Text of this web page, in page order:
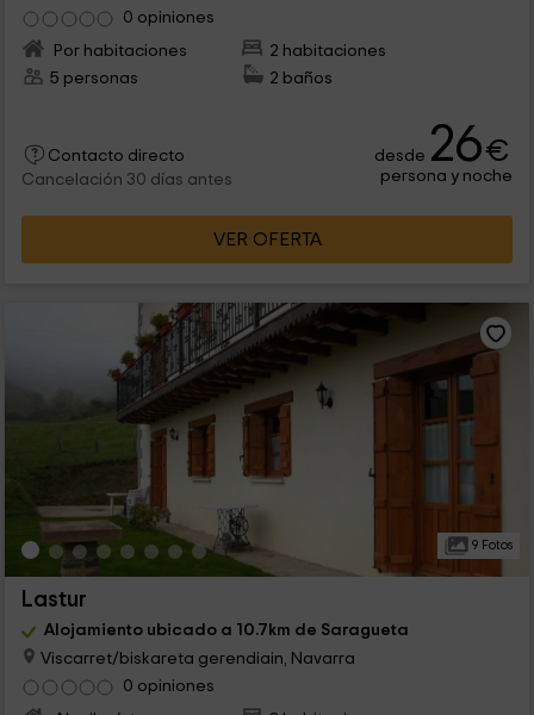
0 opiniones
Por habitaciones
2 habitaciones
5 personas
2 baños
Contacto directo
Cancelación 30 días antes
desde 26€
persona y noche
VER OFERTA
9 Fotos
Lastur
Alojamiento ubicado a 10.7km de Saragueta
Viscarret/biskareta gerendiain, Navarra
0 opiniones